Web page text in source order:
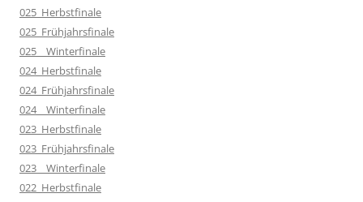
025_Herbstfinale
025_Frühjahrsfinale
025__Winterfinale
024_Herbstfinale
024_Frühjahrsfinale
024__Winterfinale
023_Herbstfinale
023_Frühjahrsfinale
023__Winterfinale
022_Herbstfinale